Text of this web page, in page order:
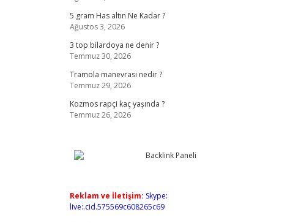
5 gram Has altın Ne Kadar ?
Ağustos 3, 2026
3 top bilardoya ne denir ?
Temmuz 30, 2026
Tramola manevrası nedir ?
Temmuz 29, 2026
Kozmos rapçi kaç yaşında ?
Temmuz 26, 2026
Reklam ve İletişim: Skype:
live:.cid.575569c608265c69